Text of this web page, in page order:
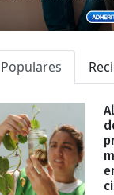
Populares